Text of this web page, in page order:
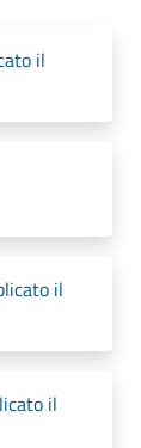
il
il
il